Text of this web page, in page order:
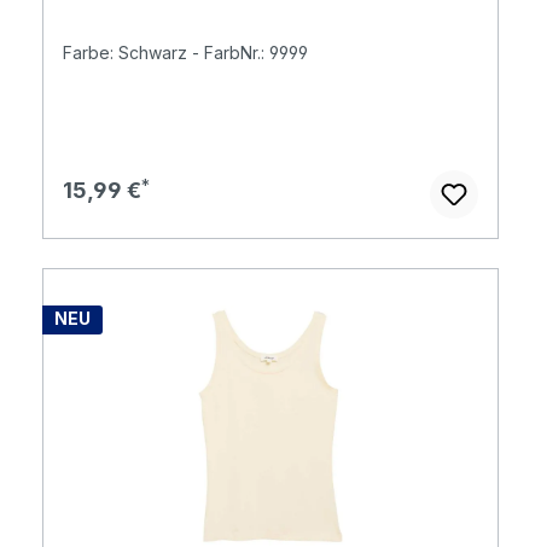
Farbe: Schwarz - FarbNr.: 9999
Regulärer Preis:
15,99 €
NEU